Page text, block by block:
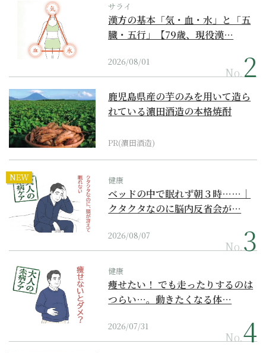
サライ
漢方の基本「気・血・水」と「五
臓・五行」【79歳、現役漢…
2026/08/01
No.
鹿児島県産の芋のみを用いて造ら
れている濵田酒造の本格焼酎
PR(濵田酒造)
NEW 健康
ベッドの中で眠れず朝３時……｜
クタクタなのに脳内反省会が…
2026/08/07
No.
健康
痩せたい！ でも走ったりするのは
つらい…。動きたくなる体…
2026/07/31
No.